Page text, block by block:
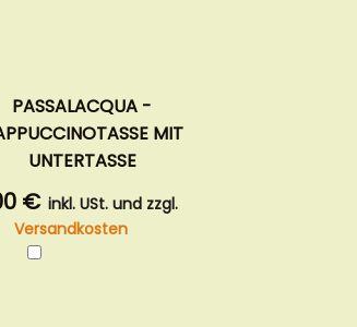
PASSALACQUA -
MIT
UNTERTASSE
€ inkl. USt. und zzgl.
Versandkosten